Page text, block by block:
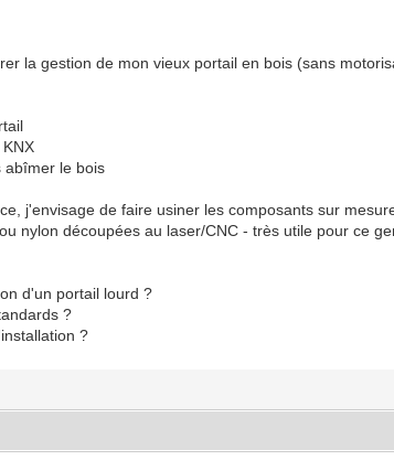
la gestion de mon vieux portail en bois (sans
abîmer le bois
j'envisage de faire usiner les composants sur
nylon découpées au laser/CNC - très utile pour ce
d'un portail lourd ?
?
?